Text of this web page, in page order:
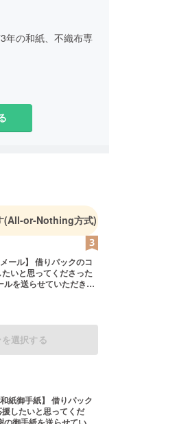
年の和紙、不織布専
社し、4年半、印
グの提案営業を経
て単身インド・
ジア企業のインド
入社。和紙と不織
(All-or-Nothing方式)
ール】 借りパックのコ
いと思ってくださった
を送らせていただきま
たします！！
選択する
紙御手紙】 借りパック
したいと思ってくだ